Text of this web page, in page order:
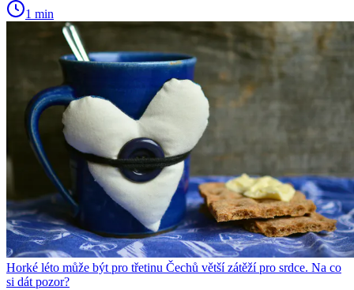
1 min
Horké léto může být pro třetinu Čechů větší zátěží pro srdce. Na co
si dát pozor?